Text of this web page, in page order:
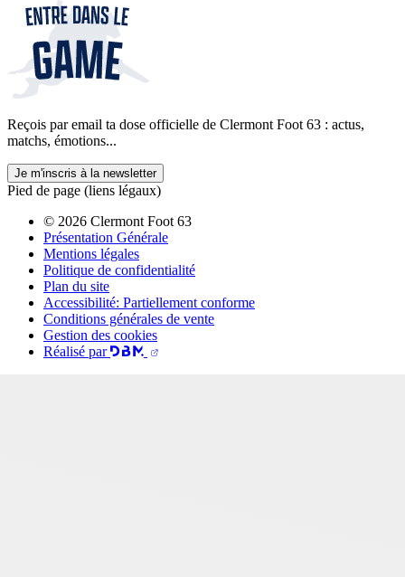
Reçois par email ta dose officielle de Clermont Foot 63 : actus,
matchs, émotions...
Je m'inscris à la newsletter
Pied de page (liens légaux)
© 2026 Clermont Foot 63
Présentation Générale
Mentions légales
Politique de confidentialité
Plan du site
Accessibilité: Partiellement conforme
Conditions générales de vente
Gestion des cookies
Réalisé par